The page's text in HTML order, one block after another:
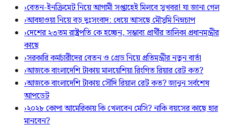
›বেতন-ইনক্রিমেট নিয়ে আগামী সপ্তাহেই মিলবে সুখবর! যা জানা গেল
›আবহাওয়া নিয়ে বড় দুঃসংবাদ: ধেয়ে আসছে মৌসুমি নিম্নচাপ
›দেশের ২৩তম রাষ্ট্রপতি কে হচ্ছেন, সম্ভাব্য প্রার্থীর তালিকা প্রধানমন্ত্রীর
কাছে
›সরকারি কর্মচারীদের বেতন ও গ্রেড নিয়ে প্রতিমন্ত্রীর নতুন বার্তা
›আজকে বাংলাদেশি টাকায় মালয়েশিয়া রিংগিত রিয়ার রেট কত?
›আজকে বাংলাদেশি টাকায় সৌদি রিয়াল রেট কত? জানুন সর্বশেষ
আপডেট
›২০২৮ কোপা আমেরিকায় কি খেলবেন মেসি? নাকি বয়সের কাছে হার
মানবেন?